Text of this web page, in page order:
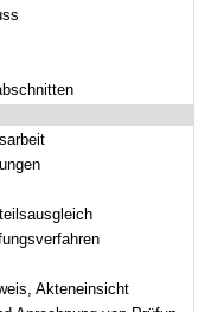
Akteneinsicht